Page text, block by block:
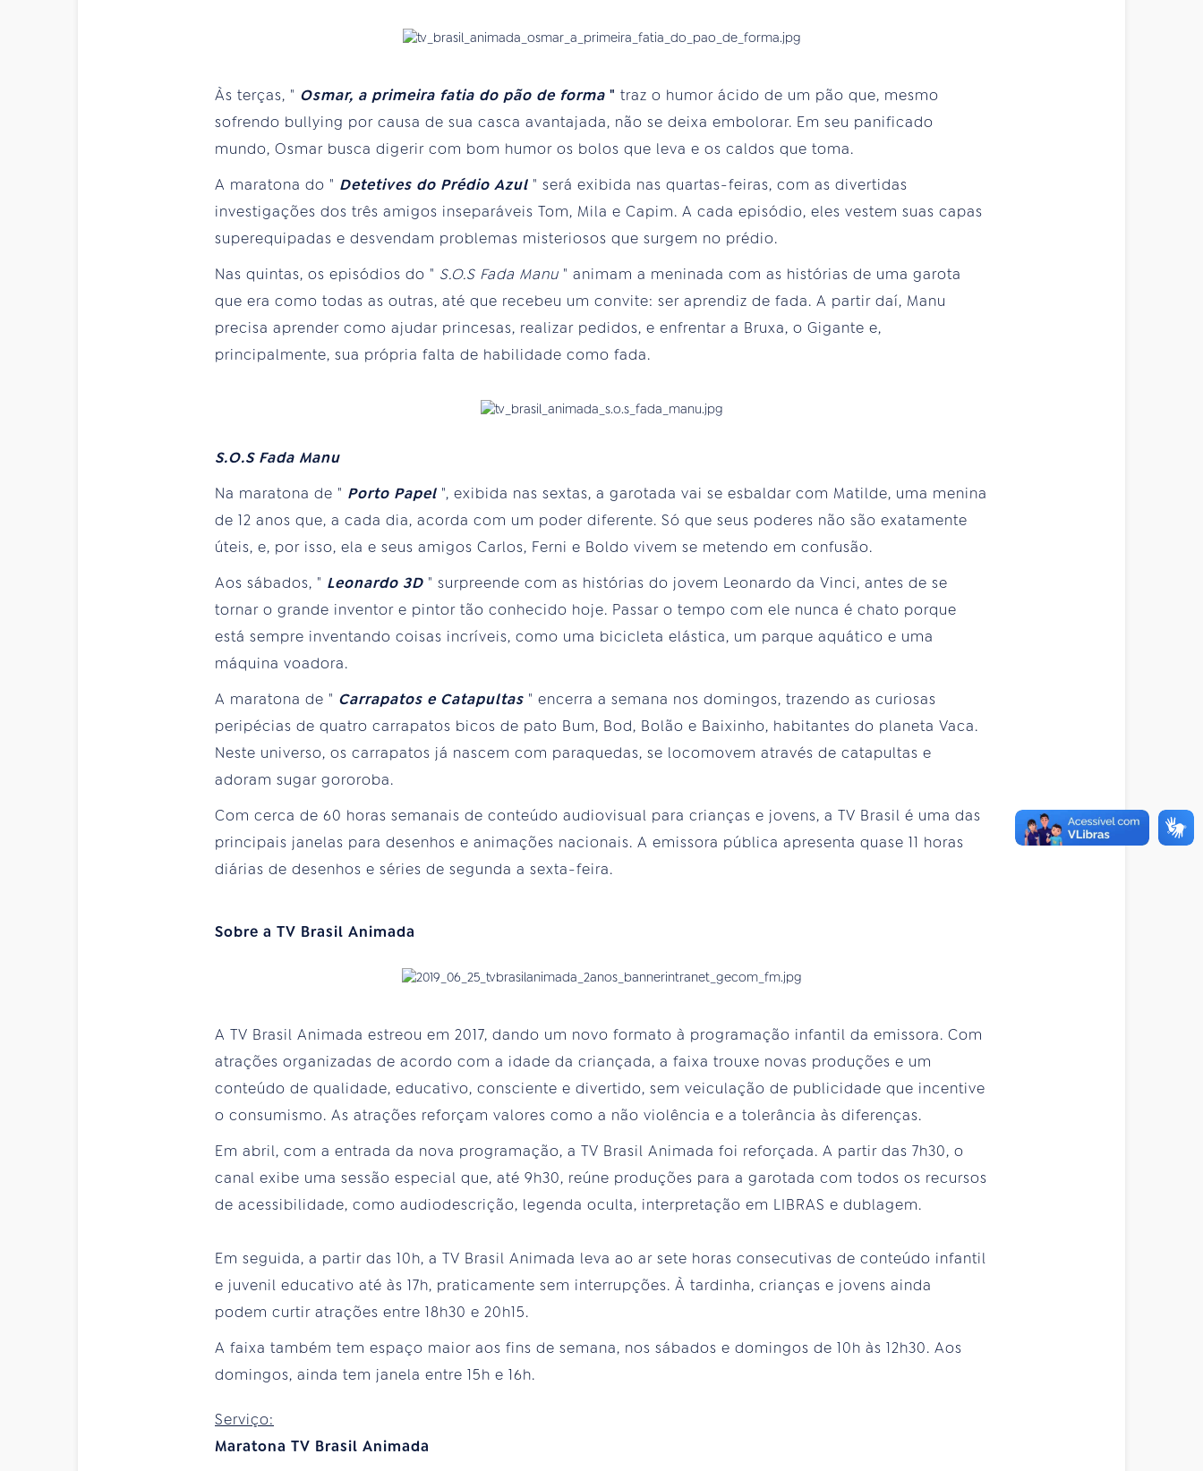
Às terças, " Osmar, a primeira fatia do pão de forma " traz o humor ácido de um pão que, mesmo
sofrendo bullying por causa de sua casca avantajada, não se deixa embolorar. Em seu panificado
mundo, Osmar busca digerir com bom humor os bolos que leva e os caldos que toma.
A maratona do " Detetives do Prédio Azul " será exibida nas quartas-feiras, com as divertidas
investigações dos três amigos inseparáveis Tom, Mila e Capim. A cada episódio, eles vestem suas capas
superequipadas e desvendam problemas misteriosos que surgem no prédio.
Nas quintas, os episódios do " S.O.S Fada Manu " animam a meninada com as histórias de uma garota
que era como todas as outras, até que recebeu um convite: ser aprendiz de fada. A partir daí, Manu
precisa aprender como ajudar princesas, realizar pedidos, e enfrentar a Bruxa, o Gigante e,
principalmente, sua própria falta de habilidade como fada.
S.O.S Fada Manu
Na maratona de " Porto Papel ", exibida nas sextas, a garotada vai se esbaldar com Matilde, uma menina
de 12 anos que, a cada dia, acorda com um poder diferente. Só que seus poderes não são exatamente
úteis, e, por isso, ela e seus amigos Carlos, Ferni e Boldo vivem se metendo em confusão.
Aos sábados, " Leonardo 3D " surpreende com as histórias do jovem Leonardo da Vinci, antes de se
tornar o grande inventor e pintor tão conhecido hoje. Passar o tempo com ele nunca é chato porque
está sempre inventando coisas incríveis, como uma bicicleta elástica, um parque aquático e uma
máquina voadora.
A maratona de " Carrapatos e Catapultas " encerra a semana nos domingos, trazendo as curiosas
peripécias de quatro carrapatos bicos de pato Bum, Bod, Bolão e Baixinho, habitantes do planeta Vaca.
Neste universo, os carrapatos já nascem com paraquedas, se locomovem através de catapultas e
adoram sugar gororoba.
Com cerca de 60 horas semanais de conteúdo audiovisual para crianças e jovens, a TV Brasil é uma das
principais janelas para desenhos e animações nacionais. A emissora pública apresenta quase 11 horas
diárias de desenhos e séries de segunda a sexta-feira.
Sobre a TV Brasil Animada
A TV Brasil Animada estreou em 2017, dando um novo formato à programação infantil da emissora. Com
atrações organizadas de acordo com a idade da criançada, a faixa trouxe novas produções e um
conteúdo de qualidade, educativo, consciente e divertido, sem veiculação de publicidade que incentive
o consumismo. As atrações reforçam valores como a não violência e a tolerância às diferenças.
Em abril, com a entrada da nova programação, a TV Brasil Animada foi reforçada. A partir das 7h30, o
canal exibe uma sessão especial que, até 9h30, reúne produções para a garotada com todos os recursos
de acessibilidade, como audiodescrição, legenda oculta, interpretação em LIBRAS e dublagem.
Em seguida, a partir das 10h, a TV Brasil Animada leva ao ar sete horas consecutivas de conteúdo infantil
e juvenil educativo até às 17h, praticamente sem interrupções. À tardinha, crianças e jovens ainda
podem curtir atrações entre 18h30 e 20h15.
A faixa também tem espaço maior aos fins de semana, nos sábados e domingos de 10h às 12h30. Aos
domingos, ainda tem janela entre 15h e 16h.
Serviço:
Maratona TV Brasil Animada